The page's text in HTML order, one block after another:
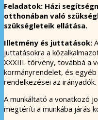
Feladatok: Házi
otthonában való
szükségleteik ellátása.
Illetmény és juttatások:
juttatásokra a
XXXIII. törvény, továbbá a
kormányrendelet, és
rendelkezései az irányadók.
A munkáltató a vonatkozó
megtéríti a munkába járás